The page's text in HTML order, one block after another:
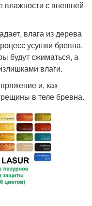
влажности с внешней
влага из дерева
усушки бревна.
будут сжиматься, а
влаги.
и, как
в теле бревна.